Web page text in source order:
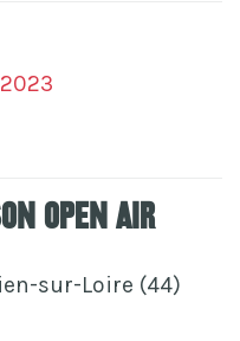
Open Air
sur-Loire (44)